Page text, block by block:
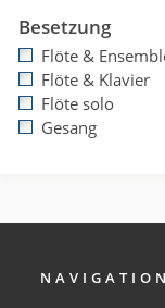
Besetzung
Flöte &
Flöte & Klavier
Flöte solo
Gesang
NAVIGATION